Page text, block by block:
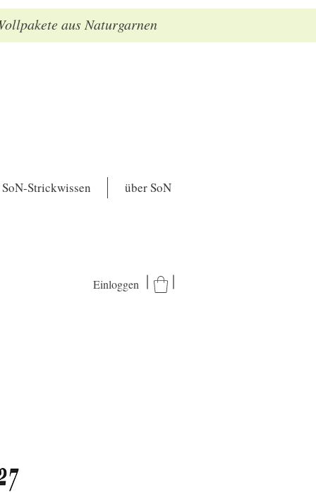
aus Naturgarnen
SoN-Strickwissen über SoN
Einloggen